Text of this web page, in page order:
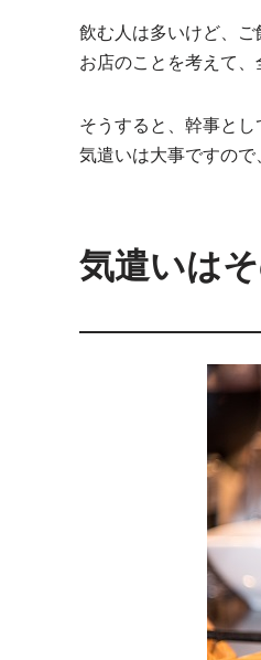
飲む人は多いけど、ご
お店のことを考えて
そうすると、幹事とし
気遣いは大事ですので
気遣いは